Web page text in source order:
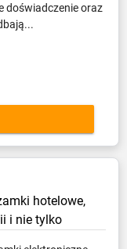
doświadczenie oraz
hotelowe,
i nie tylko